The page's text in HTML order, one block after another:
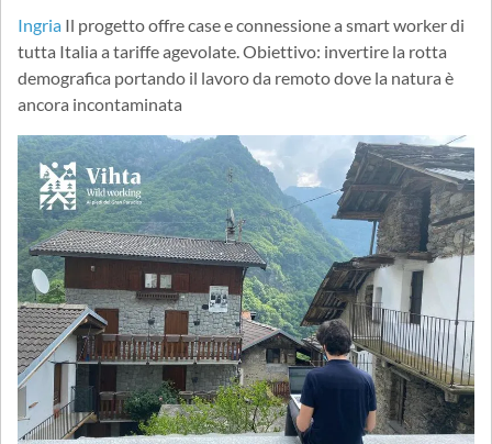
Ingria Il progetto offre case e connessione a smart worker di
tutta Italia a tariffe agevolate. Obiettivo: invertire la rotta
demografica portando il lavoro da remoto dove la natura è
ancora incontaminata